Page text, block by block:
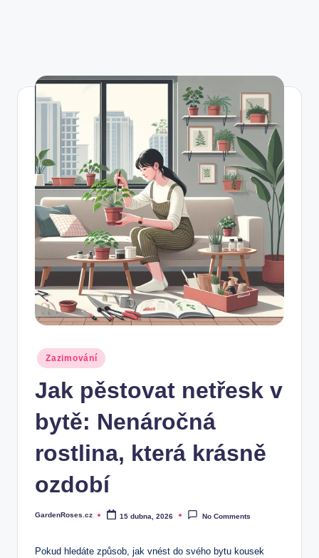
Posted
in
Zazimování
Jak pěstovat netřesk v
bytě: Nenáročná
rostlina, která krásně
ozdobí
Posted
GardenRoses.cz 15 dubna, 2026 No Comments
Pokud hledáte způsob, jak vnést do svého bytu kousek